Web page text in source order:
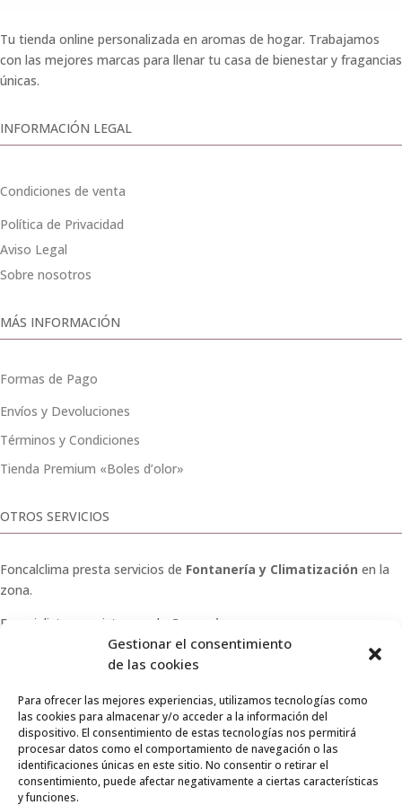
Gestionar el consentimiento
de las cookies
Para ofrecer las mejores experiencias, utilizamos tecnologías como
las cookies para almacenar y/o acceder a la información del
dispositivo. El consentimiento de estas tecnologías nos permitirá
procesar datos como el comportamiento de navegación o las
identificaciones únicas en este sitio. No consentir o retirar el
consentimiento, puede afectar negativamente a ciertas características
y funciones.
Tu tienda online personalizada en aromas de hogar. Trabajamos
con las mejores marcas para llenar tu casa de bienestar y fragancias
únicas.
INFORMACIÓN LEGAL
Condiciones de venta
Política de Privacidad
Aviso Legal
Sobre nosotros
MÁS INFORMACIÓN
Formas de Pago
Envíos y Devoluciones
Términos y Condiciones
Tienda Premium «Boles d’olor»
OTROS SERVICIOS
Foncalclima presta servicios de Fontanería y Climatización en la
zona.
Especialistas en sistemas de
Osmosis
Pide presupuesto sin compromiso o llámanos y haz tu
© 2026 Foncalclima · Todos los derechos reservados